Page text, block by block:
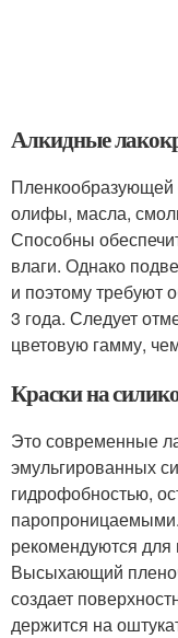
Алкидные
Пленкообразующей
олифы, масла,
Способны
влаги. Однако
и поэтому требуют
3 года. Следует
цветовую гамму,
Краски на
Это современные
эмульгированных
гидрофобностью,
рекомендуются для
Высыхающий
создает
держится на